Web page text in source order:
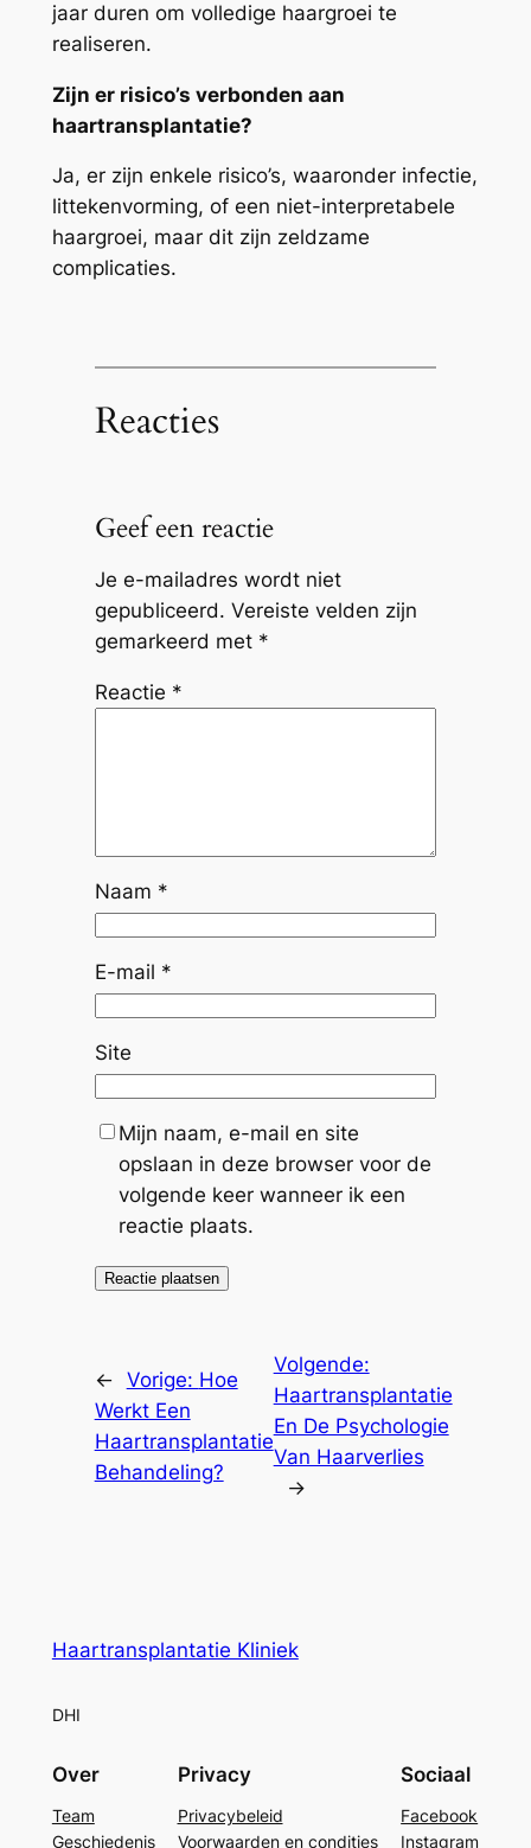
jaar duren om volledige haargroei te
realiseren.
Zijn er risico’s verbonden aan
haartransplantatie?
Ja, er zijn enkele risico’s, waaronder infectie,
littekenvorming, of een niet-interpretabele
haargroei, maar dit zijn zeldzame
complicaties.
Reacties
Geef een reactie
Je e-mailadres wordt niet
gepubliceerd. Vereiste velden zijn
gemarkeerd met *
Reactie *
Naam *
E-mail *
Site
Mijn naam, e-mail en site
opslaan in deze browser voor de
volgende keer wanneer ik een
reactie plaats.
← Vorige: Hoe
Werkt Een
Haartransplantatie
Behandeling?
Volgende:
Haartransplantatie
En De Psychologie
Van Haarverlies
→
Haartransplantatie Kliniek
DHI
Over
Team
Geschiedenis
Privacy
Privacybeleid
Voorwaarden en condities
Sociaal
Facebook
Instagram